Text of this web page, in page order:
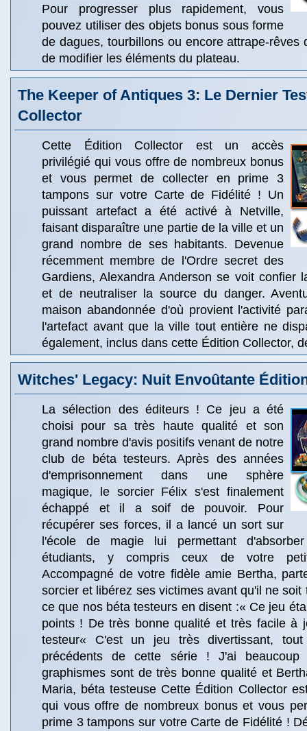
Pour progresser plus rapidement, vous
pouvez utiliser des objets bonus sous forme
de dagues, tourbillons ou encore attrape-rêves
de modifier les éléments du plateau.
The Keeper of Antiques 3: Le Dernier
Collector
Cette Édition Collector est un accès
privilégié qui vous offre de nombreux bonus
et vous permet de collecter en prime 3
tampons sur votre Carte de Fidélité ! Un
puissant artefact a été activé à Netville,
faisant disparaître une partie de la ville et un
grand nombre de ses habitants. Devenue
récemment membre de l'Ordre secret des
Gardiens, Alexandra Anderson se voit confier
et de neutraliser la source du danger.
maison abandonnée d'où provient l'activité
l'artefact avant que la ville tout entière ne
également, inclus dans cette Édition Collector,
Witches' Legacy: Nuit Envoûtante
La sélection des éditeurs ! Ce jeu a été
choisi pour sa très haute qualité et son
grand nombre d'avis positifs venant de notre
club de béta testeurs. Après des années
d'emprisonnement dans une sphère
magique, le sorcier Félix s'est finalement
échappé et il a soif de pouvoir. Pour
récupérer ses forces, il a lancé un sort sur
l'école de magie lui permettant
étudiants, y compris ceux de votre
Accompagné de votre fidèle amie Bertha,
sorcier et libérez ses victimes avant qu'il ne soit
ce que nos béta testeurs en disent :« Ce jeu
points ! De très bonne qualité et très facile à
testeur« C'est un jeu très divertissant,
précédents de cette série ! J'ai beaucoup
graphismes sont de très bonne qualité et
Maria, béta testeuse Cette Édition Collector
qui vous offre de nombreux bonus et vous
prime 3 tampons sur votre Carte de Fidélité !